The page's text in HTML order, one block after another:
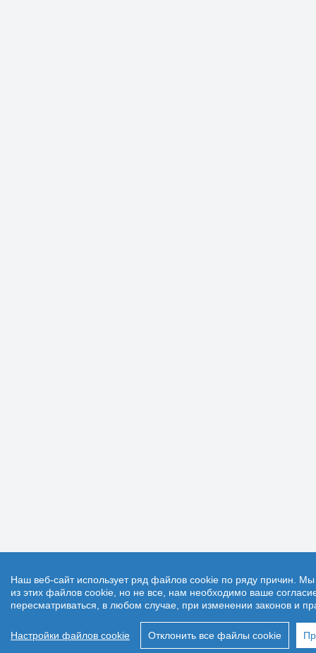
Наш веб-сайт использует ряд файлов cookie по ряду причин.
из этих файлов cookie, но не все, нам необходимо ваше
пересматриваться, в любом случае, при изменении законов и
Настройки файлов cookie Отклонить все файлы cookie